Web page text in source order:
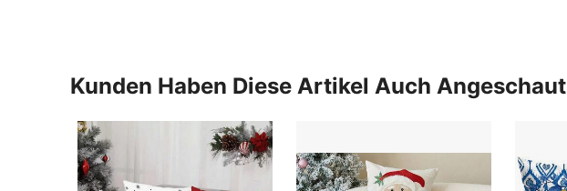
Kunden Haben Diese Artikel Auch Angeschaut